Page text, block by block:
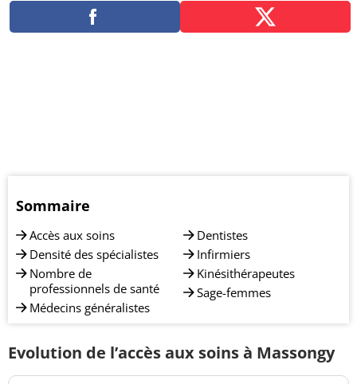
Sommaire
Accès aux soins
Densité des spécialistes
Nombre de
professionnels de santé
Médecins généralistes
Dentistes
Infirmiers
Kinésithérapeutes
Sage-femmes
Evolution de l’accès aux soins à Massongy